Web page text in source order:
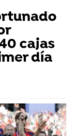
cajas
día